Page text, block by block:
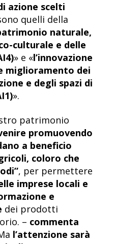
azione scelti
quelli della
naturale,
culturale e delle
» e «l’innovazione
miglioramento dei
e degli spazi di
».
patrimonio
promuovendo
a beneficio
coloro che
, per permettere
imprese locali e
e
dei prodotti
– commenta
l’attenzione sarà